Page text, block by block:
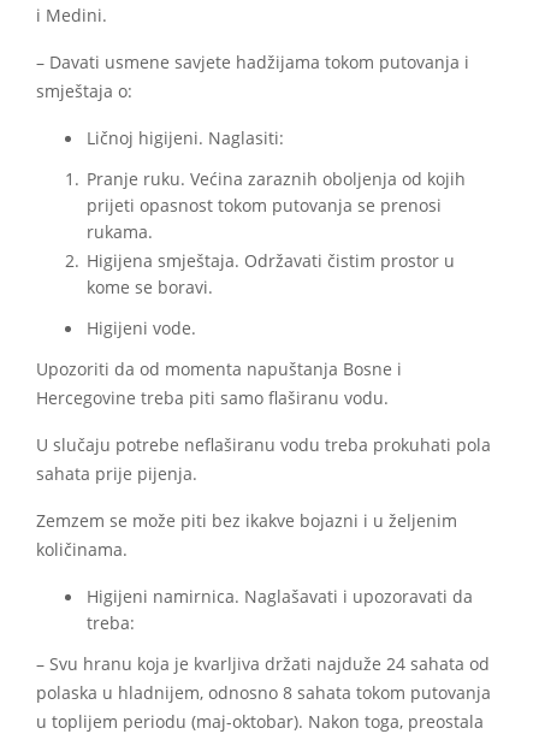
i Medini.
– Davati usmene savjete hadžijama tokom putovanja i
smještaja o:
Ličnoj higijeni. Naglasiti:
Pranje ruku. Većina zaraznih oboljenja od kojih
prijeti opasnost tokom putovanja se prenosi
rukama.
Higijena smještaja. Održavati čistim prostor u
kome se boravi.
Higijeni vode.
Upozoriti da od momenta napuštanja Bosne i
Hercegovine treba piti samo flaširanu vodu.
U slučaju potrebe neflaširanu vodu treba prokuhati pola
sahata prije pijenja.
Zemzem se može piti bez ikakve bojazni i u željenim
količinama.
Higijeni namirnica. Naglašavati i upozoravati da
treba:
– Svu hranu koja je kvarljiva držati najduže 24 sahata od
polaska u hladnijem, odnosno 8 sahata tokom putovanja
u toplijem periodu (maj-oktobar). Nakon toga, preostala